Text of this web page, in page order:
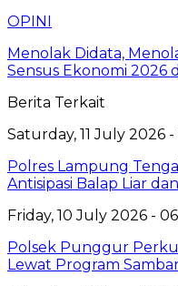
OPINI
Menolak Didata,
Sensus Ekonomi 2026
Berita Terkait
Saturday, 11 July 2026 -
Polres Lampung
Antisipasi Balap Liar
Friday, 10 July 2026 -
Polsek Punggur
Lewat Program